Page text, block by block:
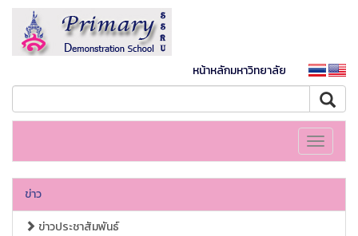
หน้าหลักมหาวิทยาลัย
Toggle
ข่าว
ข่าวประชาสัมพันธ์